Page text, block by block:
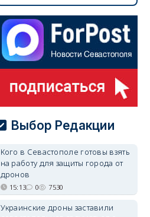
Выбор Редакции
Кого в Севастополе готовы взять
на работу для защиты города от
дронов
15:13 0 7530
Украинские дроны заставили